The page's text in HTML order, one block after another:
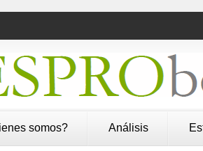
somos? Análisis